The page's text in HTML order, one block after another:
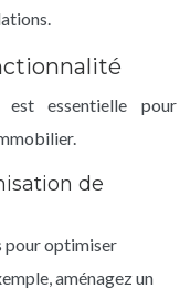
est essentielle pour
de
pour optimiser
aménagez un